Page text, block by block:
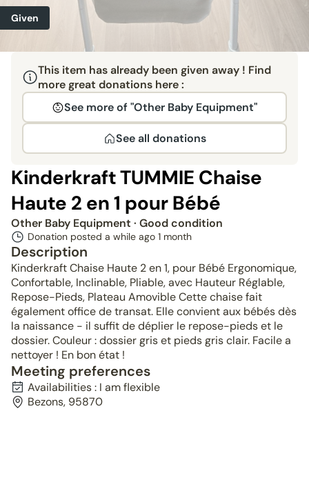
Given
This item has already been given away ! Find
more great donations here :
See more of "Other Baby Equipment"
See all donations
Kinderkraft TUMMIE Chaise
Haute 2 en 1 pour Bébé
Other Baby Equipment · Good condition
Donation posted a while ago 1 month
Description
Kinderkraft Chaise Haute 2 en 1, pour Bébé Ergonomique,
Confortable, Inclinable, Pliable, avec Hauteur Réglable,
Repose-Pieds, Plateau Amovible Cette chaise fait
également office de transat. Elle convient aux bébés dès
la naissance - il suffit de déplier le repose-pieds et le
dossier. Couleur : dossier gris et pieds gris clair. Facile a
nettoyer ! En bon état !
Meeting preferences
Availabilities : I am flexible
Bezons, 95870